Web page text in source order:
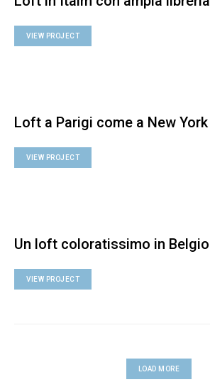
VIEW PROJECT
Loft a Parigi come a New York
VIEW PROJECT
Un loft coloratissimo in Belgio
VIEW PROJECT
LOAD MORE